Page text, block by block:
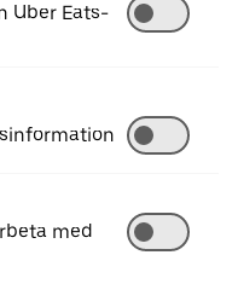
Uber Eats-
med